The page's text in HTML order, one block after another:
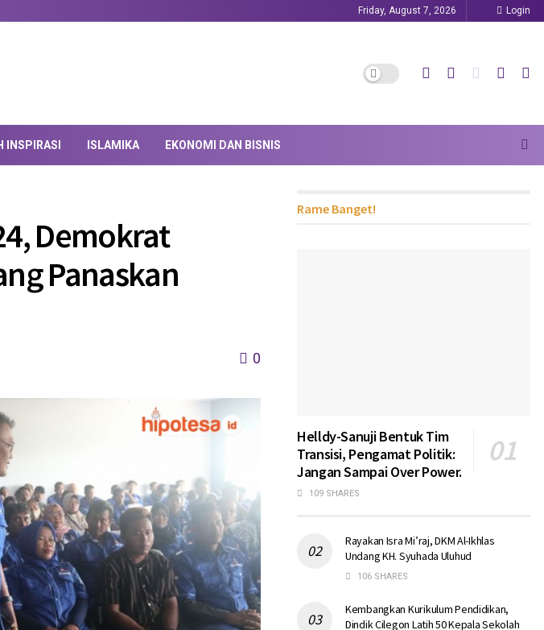
Friday, August 7, 2026 Login
INSPIRASI ISLAMIKA EKONOMI DAN BISNIS
Demokrat
Panaskan
0
Rame Banget!
Helldy-Sanuji Bentuk Tim
Transisi, Pengamat Politik:
Jangan Sampai Over Power.
109 SHARES
Rayakan Isra Mi’raj, DKM Al-Ikhlas
Undang KH. Syuhada Uluhud
106 SHARES
Kembangkan Kurikulum Pendidikan,
Dindik Cilegon Latih 50 Kepala Sekolah